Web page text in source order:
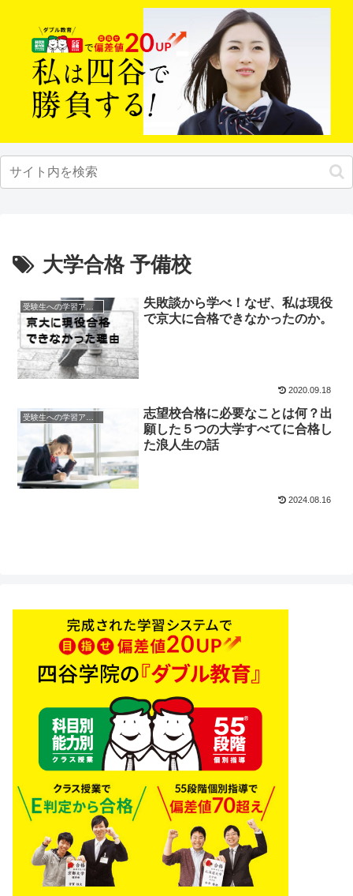
大学合格 予備校
失敗談から学べ！なぜ、私は現役
で京大に合格できなかったのか。
2020.09.18
志望校合格に必要なことは何？出
願した５つの大学すべてに合格し
た浪人生の話
2024.08.16